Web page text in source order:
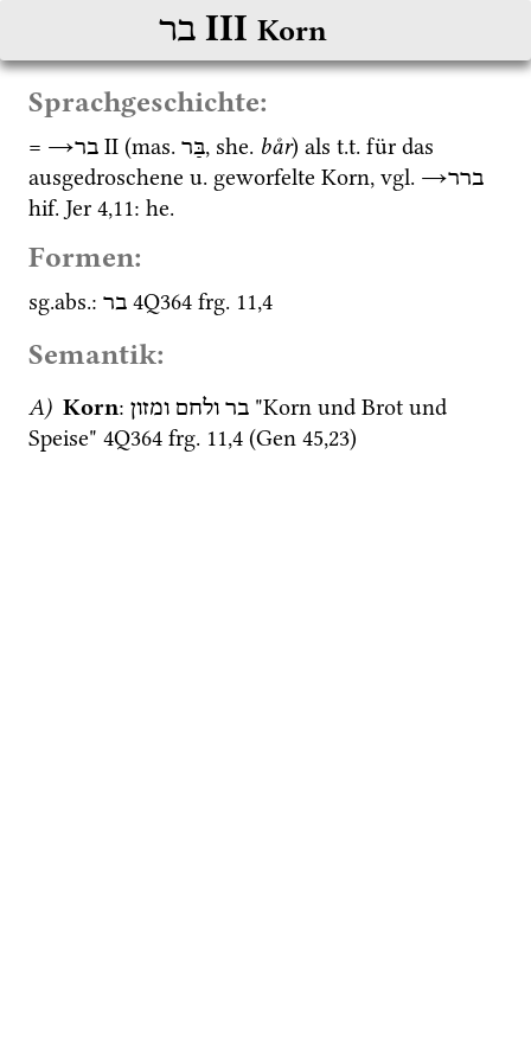
בר‎ III Korn
Sprachgeschichte:
= →בר ‎ II (mas. בַּר, she. bår) als t.t. für das
ausgedroschene u. geworfelte Korn, vgl. →ברר
hif. Jer 4,11: he.
Formen:
sg.abs.: בר 4Q364 frg. 11,4
Semantik:
A) Korn: בר ולחם ומזון
"Korn und Brot und
Speise" 4Q364 frg. 11,4 (Gen 45,23)